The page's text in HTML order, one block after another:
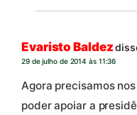
Evaristo Baldez
29 de julho de 2014 às 11:36
Agora precisamos
poder apoiar a